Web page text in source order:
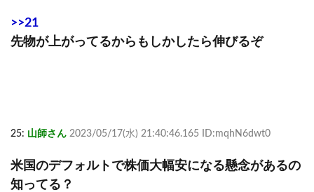
>>21
先物が上がってるからもしかしたら伸びるぞ
25: 山師さん 2023/05/17(水) 21:40:46.165 ID:mqhN6dwt0
米国のデフォルトで株価大幅安になる懸念があるの
知ってる？